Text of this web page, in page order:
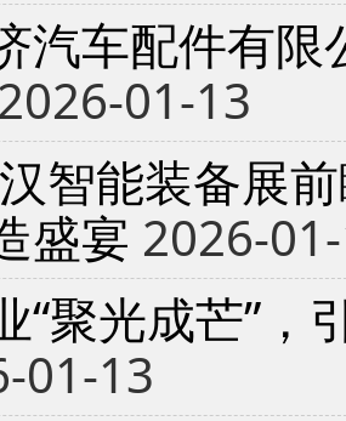
汽车配件有
2026-01-13
智能装备展
盛宴 2026-
“聚光成芒”，
01-13